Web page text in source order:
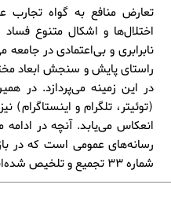
تعارض منافع به گواه تجارب
اختلال‌ها و اشکال متنوع
نابرابری و بی‌اعتمادی در
راستای پایش و سنجش ابعاد
در این زمینه می‌پردازد. در
(توئیتر، تلگرام و
انعکاس می‌یابد. آنچه در
شماره 33 تجمیع و تلخیص شده‌اند.